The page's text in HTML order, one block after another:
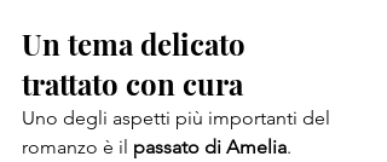
Un tema delicato
trattato con cura
Uno degli aspetti più importanti del
romanzo è il passato di Amelia.